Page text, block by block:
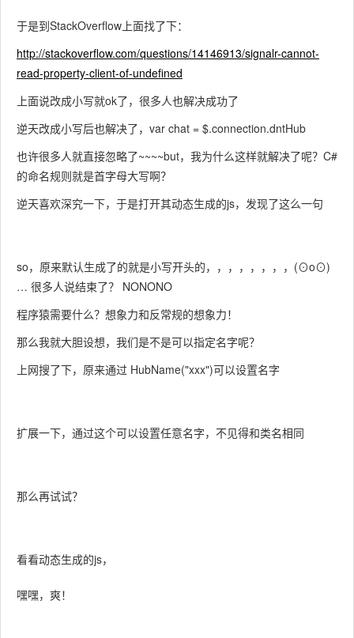
于是到StackOverflow上面找了下：
http://stackoverflow.com/questions/14146913/signalr-cannot-
read-property-client-of-undefined
上面说改成小写就ok了，很多人也解决成功了
逆天改成小写后也解决了，var chat = $.connection.dntHub
也许很多人就直接忽略了~~~~but，我为什么这样就解决了呢？C#
的命名规则就是首字母大写啊？
逆天喜欢深究一下，于是打开其动态生成的js，发现了这么一句
so，原来默认生成了的就是小写开头的，，，，，，，，(⊙o⊙)
… 很多人说结束了？ NONONO
程序猿需要什么？想象力和反常规的想象力！
那么我就大胆设想，我们是不是可以指定名字呢？
上网搜了下，原来通过 HubName("xxx")可以设置名字
扩展一下，通过这个可以设置任意名字，不见得和类名相同
那么再试试？
看看动态生成的js，
嘿嘿，爽！